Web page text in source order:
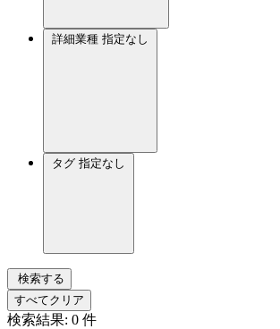
詳細業種 指定なし
タグ 指定なし
検索する
すべてクリア
検索結果: 0 件